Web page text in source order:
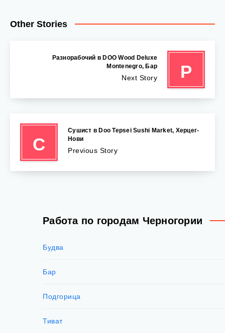
Other Stories
Р
Разнорабочий в DOO Wood Deluxe
Montenegro, Бар
Next Story
С
Сушист в Doo Tepsei Sushi Market, Херцег-
Нови
Previous Story
Работа по городам Черногории
Будва
Бар
Подгорица
Тиват